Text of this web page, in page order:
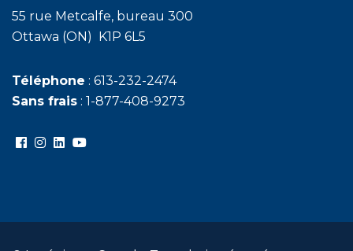
55 rue Metcalfe, bureau 300
Ottawa (ON) K1P 6L5
Téléphone : 613-232-2474
Sans frais : 1-877-408-9273